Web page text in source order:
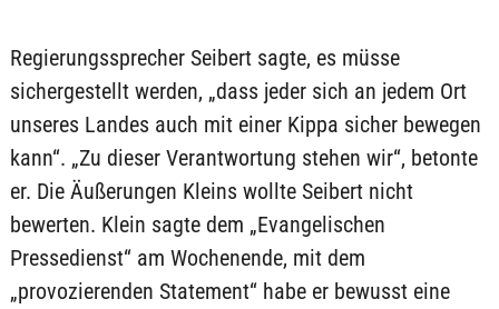
Regierungssprecher Seibert sagte, es müsse
sichergestellt werden, „dass jeder sich an jedem Ort
unseres Landes auch mit einer Kippa sicher bewegen
kann“. „Zu dieser Verantwortung stehen wir“, betonte
er. Die Äußerungen Kleins wollte Seibert nicht
bewerten. Klein sagte dem „Evangelischen
Pressedienst“ am Wochenende, mit dem
„provozierenden Statement“ habe er bewusst eine